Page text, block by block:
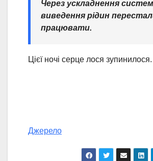
Через ускладнення
виведення рідин
працювати.
Цієї ночі серце лося зупинилося.
Джерело